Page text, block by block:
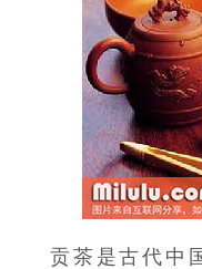
贡茶是古代中